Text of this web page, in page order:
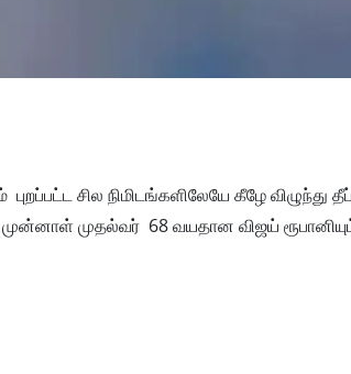
சில நிமிடங்களிலேயே கீழே விழுந்து
முதல்வர் 68 வயதான விஜய்